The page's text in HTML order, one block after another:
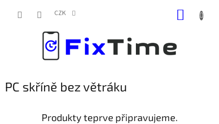
CZK
PC skříně bez větráku
Produkty teprve připravujeme.